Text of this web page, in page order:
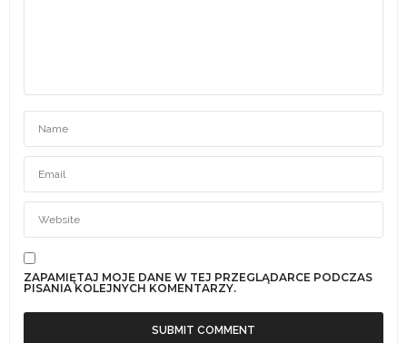
ZAPAMIĘTAJ MOJE DANE W TEJ PRZEGLĄDARCE PODCZAS
PISANIA KOLEJNYCH KOMENTARZY.